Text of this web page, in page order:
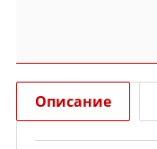
Описание